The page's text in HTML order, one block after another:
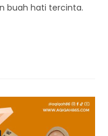
buah hati tercinta.